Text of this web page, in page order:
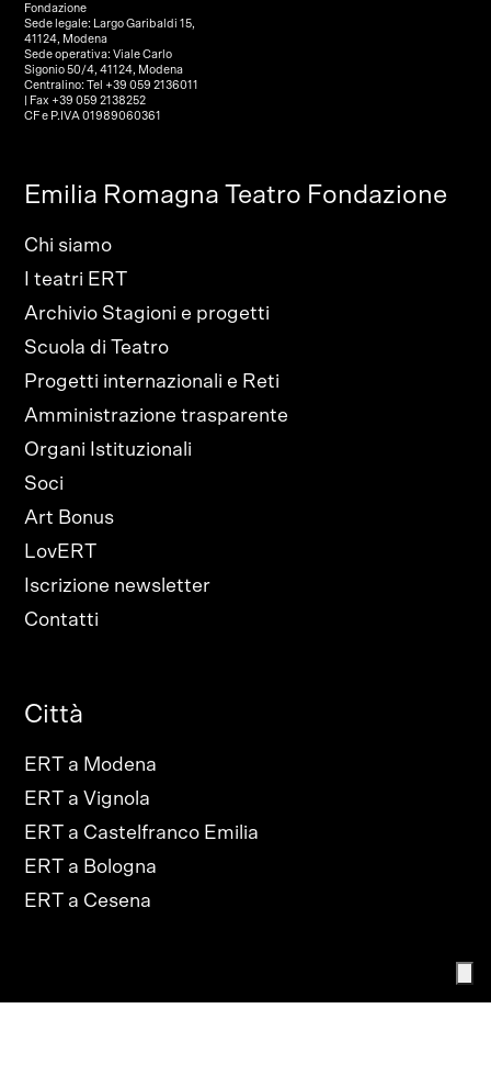
Fondazione
Sede legale: Largo Garibaldi 15,
41124, Modena
Sede operativa: Viale Carlo
Sigonio 50/4, 41124, Modena
Centralino: Tel +39 059 2136011
| Fax +39 059 2138252
CF e P.IVA 01989060361
Emilia Romagna Teatro Fondazione
Chi siamo
I teatri ERT
Archivio Stagioni e progetti
Scuola di Teatro
Progetti internazionali e Reti
Amministrazione trasparente
Organi Istituzionali
Soci
Art Bonus
LovERT
Iscrizione newsletter
Contatti
Città
ERT a Modena
ERT a Vignola
ERT a Castelfranco Emilia
ERT a Bologna
ERT a Cesena